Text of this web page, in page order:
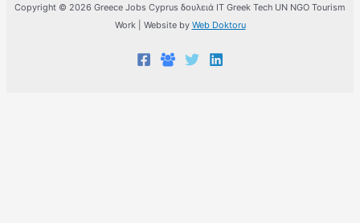
Copyright © 2026 Greece Jobs Cyprus δουλειά IT Greek Tech UN NGO Tourism
Work | Website by Web Doktoru